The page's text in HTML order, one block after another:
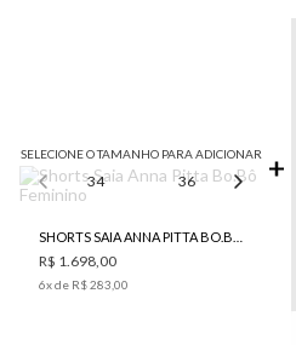
SELECIONE O TAMANHO PARA ADICIONAR
34 36 38
R$ 1.698,00
6x de R$ 283,00